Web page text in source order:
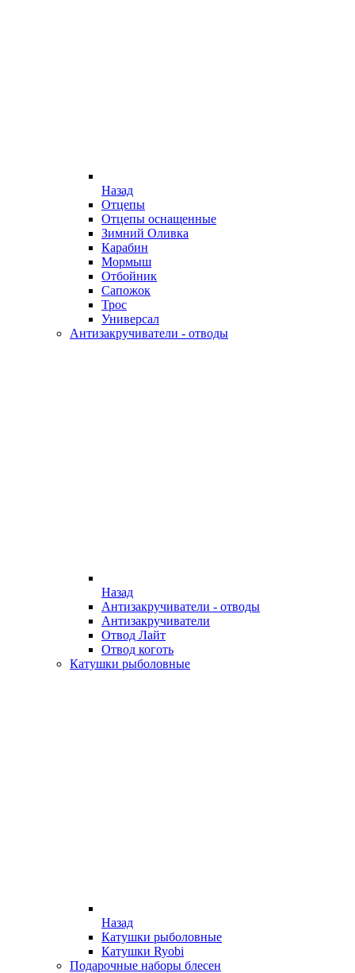
Назад
Отцепы
Отцепы оснащенные
Зимний Оливка
Карабин
Мормыш
Отбойник
Сапожок
Трос
Универсал
Антизакручиватели - отводы
Назад
Антизакручиватели - отводы
Антизакручиватели
Отвод Лайт
Отвод коготь
Катушки рыболовные
Назад
Катушки рыболовные
Катушки Ryobi
Подарочные наборы блесен